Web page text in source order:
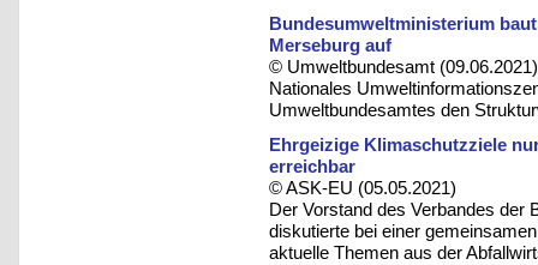
Bundesumweltministerium
Merseburg auf
© Umweltbundesamt (09.06.2021)
Nationales
Umweltbundesamtes den
Ehrgeizige Klimaschutzziele
erreichbar
© ASK-EU (05.05.2021)
Der Vorstand des Verbandes der
diskutierte bei einer
aktuelle Themen aus der